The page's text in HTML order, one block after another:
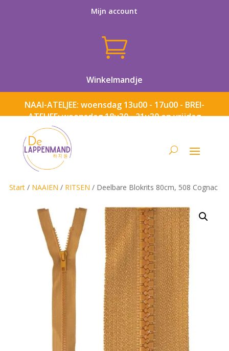
Mijn account

Winkelmandje
NAAI-ATELJEE: woensdag 13u00 - 17u00 - BREI-
ATELJEE: woensdag 18u30 - 21u30 en vrijdag
Start/ NAAIEN / RITSEN / Deelbare Blokrits 80cm, 508 Cognac